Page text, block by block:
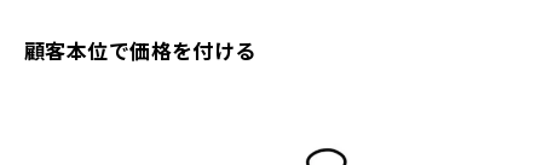
顧客本位で価格を付ける